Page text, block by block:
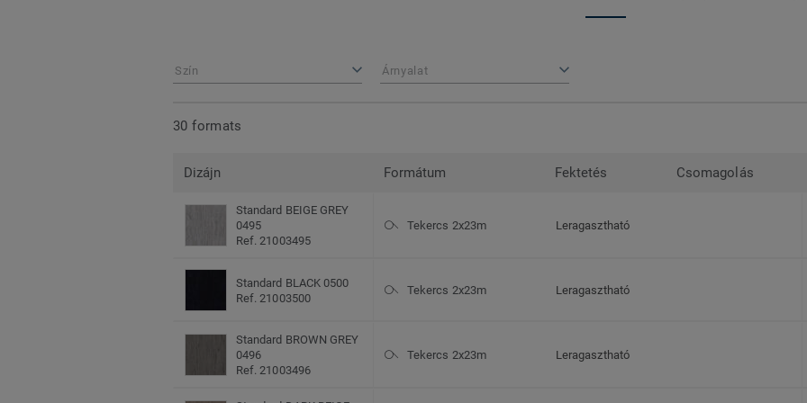
Szín Árnyalat
30 formats
Dizájn Formátum Fektetés Csomagolás
Standard BEIGE GREY
0495
Ref. 21003495
Tekercs 2x23m Leragasztható
Standard BLACK 0500
Ref. 21003500
Tekercs 2x23m Leragasztható
Standard BROWN GREY
0496
Ref. 21003496
Tekercs 2x23m Leragasztható